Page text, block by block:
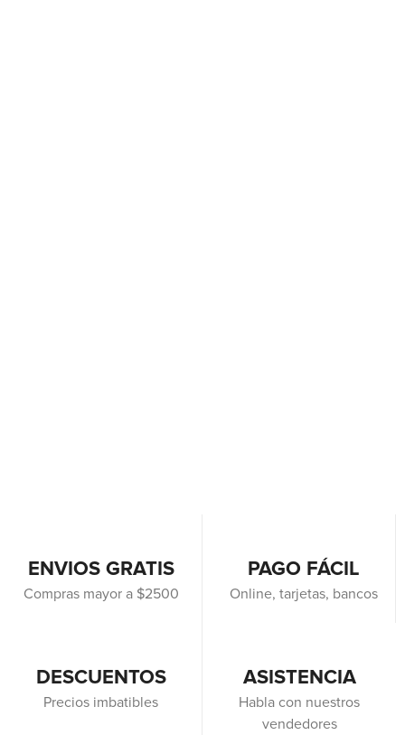
ENVIOS GRATIS
Compras mayor a $2500
PAGO FÁCIL
Online, tarjetas, bancos
DESCUENTOS
Precios imbatibles
ASISTENCIA
Habla con nuestros
vendedores